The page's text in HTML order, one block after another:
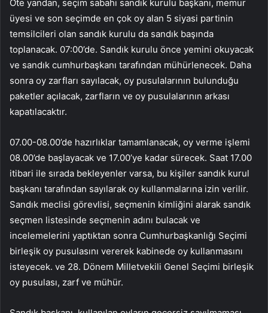
Öte yandan, seçim sabahı sandık kurulu başkanı, memur
üyesi ve son seçimde en çok oy alan 5 siyasi partinin
temsilcileri olan sandık kurulu da sandık başında
toplanacak. 07:00’de. Sandık kurulu önce yemini okuyacak
ve sandık cumhurbaşkanı tarafından mühürlenecek. Daha
sonra oy zarfları sayılacak, oy pusulalarının bulunduğu
paketler açılacak, zarfların ve oy pusulalarının arkası
kapatılacaktır.
07.00-08.00’de hazırlıklar tamamlanacak, oy verme işlemi
08.00’de başlayacak ve 17.00’ye kadar sürecek. Saat 17.00
itibari ile sırada bekleyenler varsa, bu kişiler sandık kurul
başkanı tarafından sayılarak oy kullanmalarına izin verilir.
Sandık meclisi görevlisi, seçmenin kimliğini alarak sandık
seçmen listesinde seçmenin adını bulacak ve
incelemelerini yaptıktan sonra Cumhurbaşkanlığı Seçimi
birleşik oy pusulasını vererek kabinede oy kullanmasını
isteyecek. ve 28. Dönem Milletvekili Genel Seçimi birleşik
oy pusulası, zarf ve mühür.